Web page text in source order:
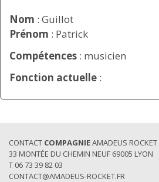
Nom : Guillot
Prénom : Patrick
Compétences : musicien
Fonction actuelle :
CONTACT COMPAGNIEAMADEUS ROCKET
33 MONTÉE DU CHEMIN NEUF 69005 LYON
T 06 73 39 82 03
CONTACT@AMADEUS-ROCKET.FR